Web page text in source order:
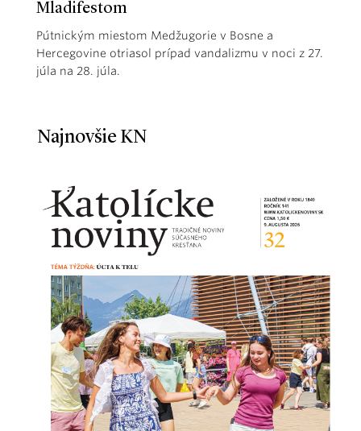
Mladifestom
Pútnickým miestom Medžugorie v Bosne a
Hercegovine otriasol prípad vandalizmu v noci z 27.
júla na 28. júla.
Najnovšie KN